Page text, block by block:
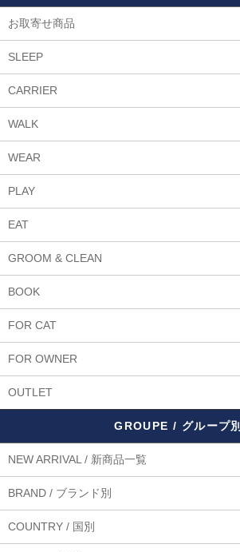
お取寄せ商品
SLEEP
CARRIER
WALK
WEAR
PLAY
EAT
GROOM & CLEAN
BOOK
FOR CAT
FOR OWNER
OUTLET
GROUPE / グループ別
NEW ARRIVAL / 新商品一覧
BRAND / ブランド別
COUNTRY / 国別